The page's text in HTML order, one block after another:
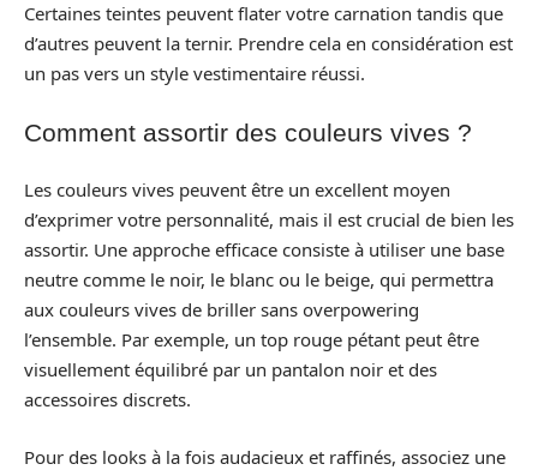
Certaines teintes peuvent flater votre carnation tandis que
d’autres peuvent la ternir. Prendre cela en considération est
un pas vers un style vestimentaire réussi.
Comment assortir des couleurs vives ?
Les couleurs vives peuvent être un excellent moyen
d’exprimer votre personnalité, mais il est crucial de bien les
assortir. Une approche efficace consiste à utiliser une base
neutre comme le noir, le blanc ou le beige, qui permettra
aux couleurs vives de briller sans overpowering
l’ensemble. Par exemple, un top rouge pétant peut être
visuellement équilibré par un pantalon noir et des
accessoires discrets.
Pour des looks à la fois audacieux et raffinés, associez une